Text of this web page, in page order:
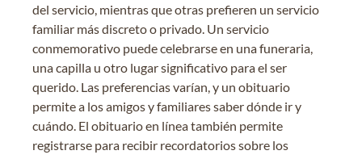
del servicio, mientras que otras prefieren un servicio
familiar más discreto o privado. Un servicio
conmemorativo puede celebrarse en una funeraria,
una capilla u otro lugar significativo para el ser
querido. Las preferencias varían, y un obituario
permite a los amigos y familiares saber dónde ir y
cuándo. El obituario en línea también permite
registrarse para recibir recordatorios sobre los